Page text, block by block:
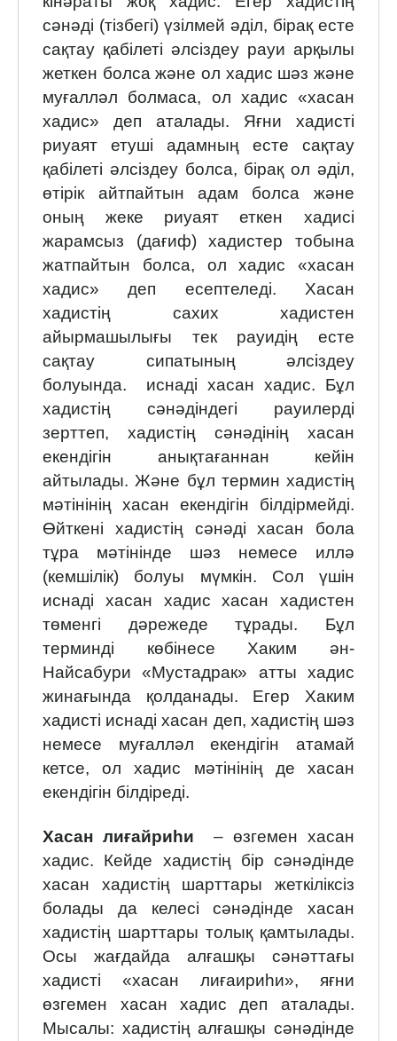
сәнәді (тізбегі) үзілмей әділ, бірақ есте
сақтау қабілеті әлсіздеу рауи арқылы
жеткен болса және ол хадис шәз және
муғалләл болмаса, ол хадис «хасан
хадис» деп аталады. Яғни хадисті
риуаят етуші адамның есте сақтау
қабілеті әлсіздеу болса, бірақ ол әділ,
өтірік айтпайтын адам болса және
оның жеке риуаят еткен хадисі
жарамсыз (дағиф) хадистер тобына
жатпайтын болса, ол хадис «хасан
хадис» деп есептеледі. Хасан
хадистің сахих хадистен
айырмашылығы тек рауидің есте
сақтау сипатының әлсіздеу
болуында. иснаді хасан хадис. Бұл
хадистің сәнәдіндегі рауилерді
зерттеп, хадистің сәнәдінің хасан
екендігін анықтағаннан кейін
айтылады. Және бұл термин хадистің
мәтінінің хасан екендігін білдірмейді.
Өйткені хадистің сәнәді хасан бола
тұра мәтінінде шәз немесе иллә
(кемшілік) болуы мүмкін. Сол үшін
иснаді хасан хадис хасан хадистен
төменгі дәрежеде тұрады. Бұл
терминді көбінесе Хаким ән-
Найсабури «Мустадрак» атты хадис
жинағында қолданады. Егер Хаким
хадисті иснаді хасан деп, хадистің шәз
немесе муғалләл екендігін атамай
кетсе, ол хадис мәтінінің де хасан
екендігін білдіреді.
Хасан лиғайриһи – өзгемен хасан
хадис. Кейде хадистің бір сәнәдінде
хасан хадистің шарттары жеткіліксіз
болады да келесі сәнәдінде хасан
хадистің шарттары толық қамтылады.
Осы жағдайда алғашқы сәнәттағы
хадисті «хасан лиғаириһи», яғни
өзгемен хасан хадис деп аталады.
Мысалы: хадистің алғашқы сәнәдінде